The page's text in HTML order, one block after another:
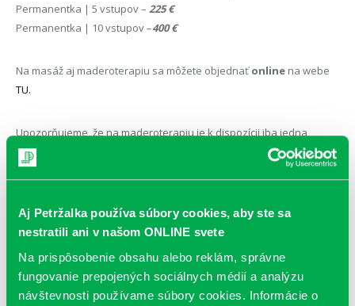
Aj Petržalka používa súbory cookies, aby ste sa
nestratili ani v našom ONLINE svete
Na prispôsobenie obsahu alebo reklám, správne
fungovanie prepojených sociálnych médií a analýzu
návštevnosti používame súbory cookies. Informácie o
Permanentka | 5 vstupov – 225 €
Permanentka | 10 vstupov –400 €
Na masáž aj maderoterapiu sa môžete objednaťonline na webe
TU.
Upozorňujeme, že na maderoterapiu je k dispozícii iba jedna
pracovníčka, preto si,
prosím, overte jej dostupnosť vopred
telefonicky
Tuina masáž
Tuina je tradičná čínska terapeutická masáž, ktorá spája hlboké
manuálne techniky, tlakové akupresúrne body a prácu s
energetickými dráhami tela. Pôsobí do hĺbky svalov a tkanív,
podporuje lymfatický systém, cirkuláciu, regeneráciu a pomáha